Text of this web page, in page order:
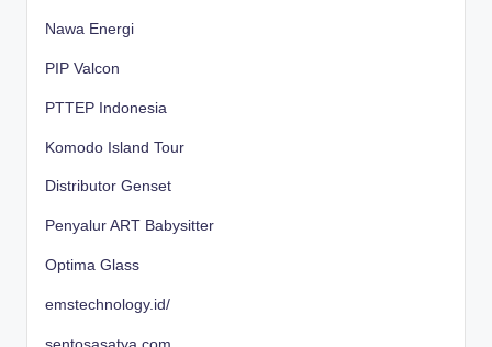
Nawa Energi
PIP Valcon
PTTEP Indonesia
Komodo Island Tour
Distributor Genset
Penyalur ART Babysitter
Optima Glass
emstechnology.id/